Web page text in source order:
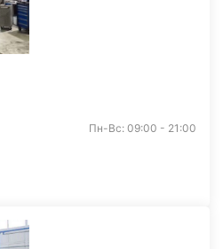
Пн-Вс: 09:00 - 21:00